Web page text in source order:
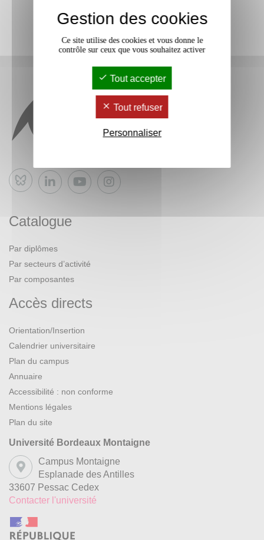
Bluesky
Catalogue
Par diplômes
Par secteurs d’activité
Par composantes
Accès directs
Orientation/Insertion
Calendrier universitaire
Plan du campus
Annuaire
Accessibilité : non conforme
Mentions légales
Plan du site
Université Bordeaux Montaigne
Campus Montaigne
Esplanade des Antilles
33607 Pessac Cedex
Contacter l'université
Gestion des cookies
Ce site utilise des cookies et vous donne le
contrôle sur ceux que vous souhaitez activer
Tout accepter
Tout refuser
Personnaliser